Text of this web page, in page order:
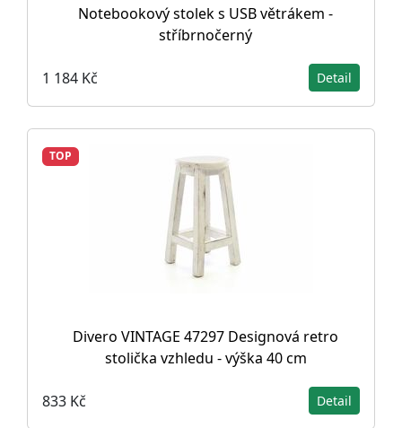
Notebookový stolek s USB větrákem -
stříbrnočerný
1 184 Kč Detail
TOP
Divero VINTAGE 47297 Designová retro
stolička vzhledu - výška 40 cm
833 Kč Detail